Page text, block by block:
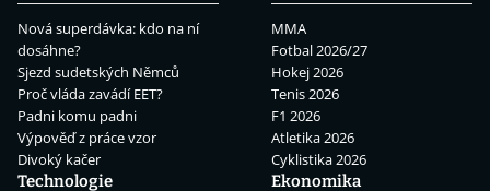
Nová superdávka: kdo na ní
dosáhne?
Sjezd sudetských Němců
Proč vláda zavádí EET?
Padni komu padni
Výpověď z práce vzor
Divoký kačer
MMA
Fotbal 2026/27
Hokej 2026
Tenis 2026
F1 2026
Atletika 2026
Cyklistika 2026
Technologie
Ekonomika